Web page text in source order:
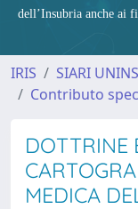
dell’Insubria anche ai
IRIS
SIARI
Contributo
DOTTRINE
MEDICA